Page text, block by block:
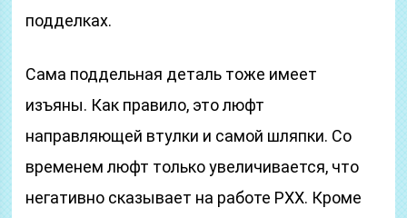
подделках.
Сама поддельная деталь тоже имеет
изъяны. Как правило, это люфт
направляющей втулки и самой шляпки. Со
временем люфт только увеличивается, что
негативно сказывает на работе РХХ. Кроме